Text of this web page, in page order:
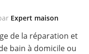
Expert maison
de la réparation et
bain à domicile ou